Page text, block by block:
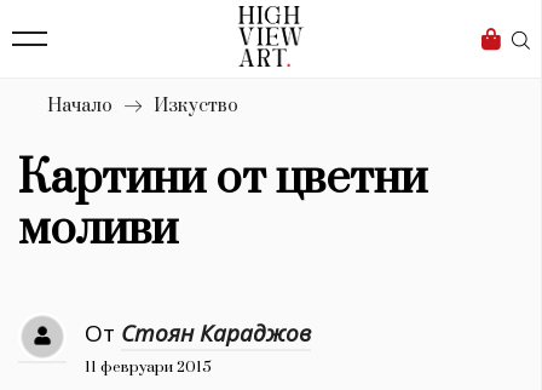
Бизнес
Мода
Dialogue
Изкуство
4340
Красота
777
Начало Изкуство
Картини от цветни
моливи
От Стоян Караджов
11 февруари 2015